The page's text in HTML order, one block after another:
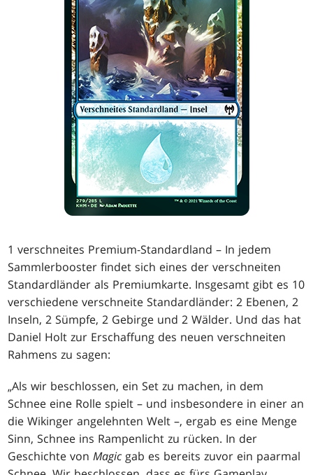
1 verschneites Premium-Standardland – In jedem
Sammlerbooster findet sich eines der verschneiten
Standardländer als Premiumkarte. Insgesamt gibt es 10
verschiedene verschneite Standardländer: 2 Ebenen, 2
Inseln, 2 Sümpfe, 2 Gebirge und 2 Wälder. Und das hat
Daniel Holt zur Erschaffung des neuen verschneiten
Rahmens zu sagen:
„Als wir beschlossen, ein Set zu machen, in dem
Schnee eine Rolle spielt – und insbesondere in einer an
die Wikinger angelehnten Welt –, ergab es eine Menge
Sinn, Schnee ins Rampenlicht zu rücken. In der
Geschichte vonMagic gab es bereits zuvor ein paarmal